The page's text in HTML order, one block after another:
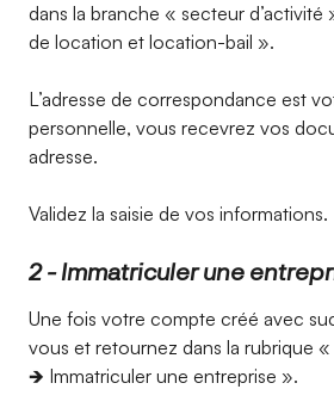
dans la branche « secteur
de location et location-bail ».
L’adresse de correspondance est
personnelle, vous recevrez vos
adresse.
Validez la saisie de vos informations.
2 - Immatriculer une
Une fois votre compte créé avec
vous et retournez dans la rubrique
🡺 Immatriculer une entreprise ».